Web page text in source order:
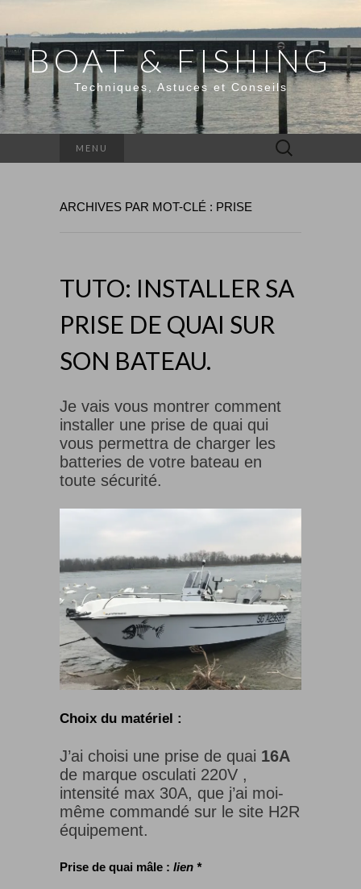
BOAT & FISHING
Techniques, Astuces et Conseils
MENU Rechercher :
ARCHIVES PAR MOT-CLÉ : PRISE
TUTO: INSTALLER SA
PRISE DE QUAI SUR
SON BATEAU.
Je vais vous montrer comment
installer une prise de quai qui
vous permettra de charger les
batteries de votre bateau en
toute sécurité.
Choix du matériel :
J’ai choisi une prise de quai 16A
de marque osculati 220V ,
intensité max 30A, que j’ai moi-
même commandé sur le site H2R
équipement.
Prise de quai mâle : lien *